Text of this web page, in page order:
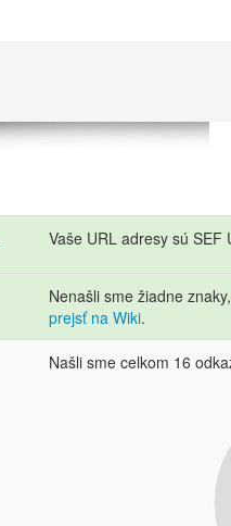
Vaše URL adresy sú
Nenašli sme žiadne
prejsť na Wiki.
Našli sme celkom 16